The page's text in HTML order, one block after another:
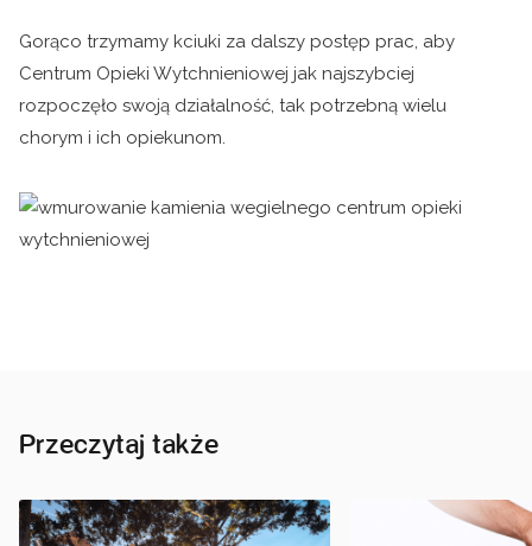
Gorąco trzymamy kciuki za dalszy postęp prac, aby
Centrum Opieki Wytchnieniowej jak najszybciej
rozpoczęło swoją działalność, tak potrzebną wielu
chorym i ich opiekunom.
Przeczytaj także